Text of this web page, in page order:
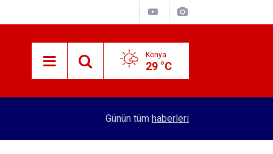
Konya
29 °C
Merkez Bankası rezervleri açıklandı
Günün tüm haberleri